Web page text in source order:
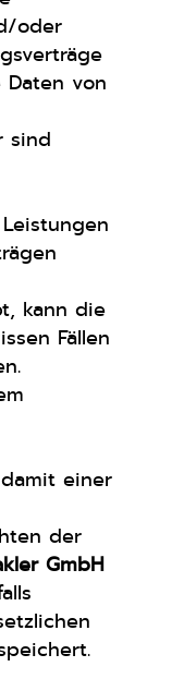
oder
von
sind
kann die
Fällen
einer
der
GmbH